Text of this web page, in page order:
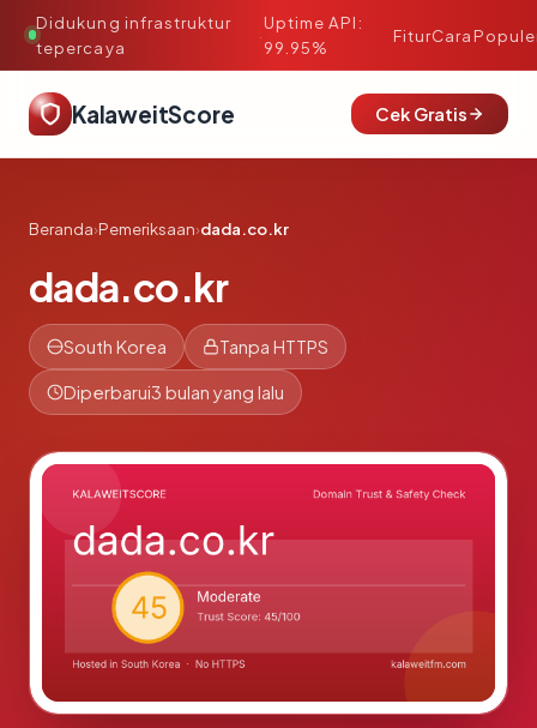
Didukung infrastruktur
tepercaya
·
Uptime API:
99.95%
FiturCara
KalaweitScore Cek Gratis
Beranda›Pemeriksaan›dada.co.kr
dada.co.kr
South Korea Tanpa HTTPS
Diperbarui3 bulan yang lalu